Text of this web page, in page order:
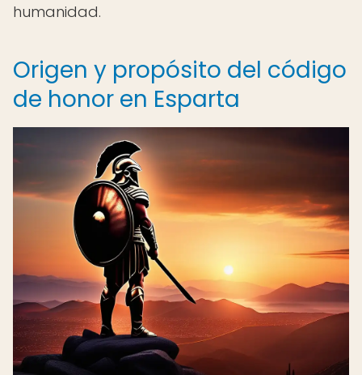
humanidad.
Origen y propósito del código
de honor en Esparta